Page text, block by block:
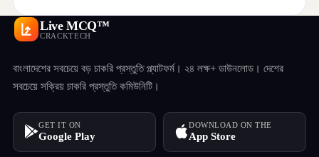
Live MCQ™
CRACKTECH
বাংলাদেশের সবচেয়ে বড় চাকরি প্রস্তুতি প্ল্যাটফর্ম। ২৪ লক্ষ+ ডাউনলোড। দেশের
সবচেয়ে সক্রিয় চাকরি প্রস্তুতি কমিউনিটি।
GET IT ON
Google Play
DOWNLOAD ON THE
App Store